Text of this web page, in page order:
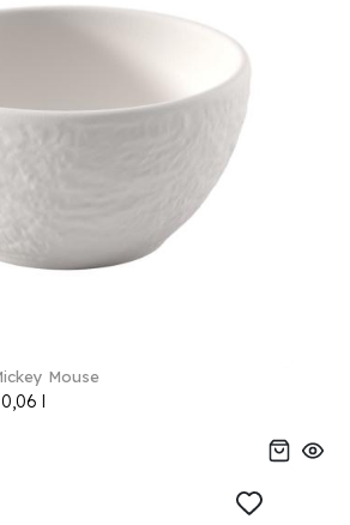
Mouse
l